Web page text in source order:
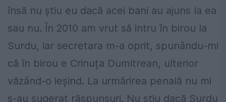
însă nu știu eu dacă acei bani au ajuns la ea
sau nu. În 2010 am vrut să intru în birou la
Surdu, iar secretara m-a oprit, spunându-mi
că în birou e Crinuța Dumitrean, ulterior
văzând-o ieșind. La urmărirea penală nu mi
s-au sugerat răspunsuri. Nu știu dacă Surdu